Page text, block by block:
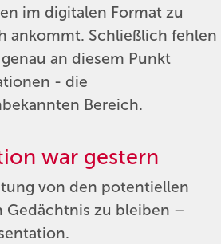
im digitalen Format zu
ankommt. Schließlich fehlen
an diesem Punkt
- die
Bereich.
war gestern
von den potentiellen
zu bleiben –